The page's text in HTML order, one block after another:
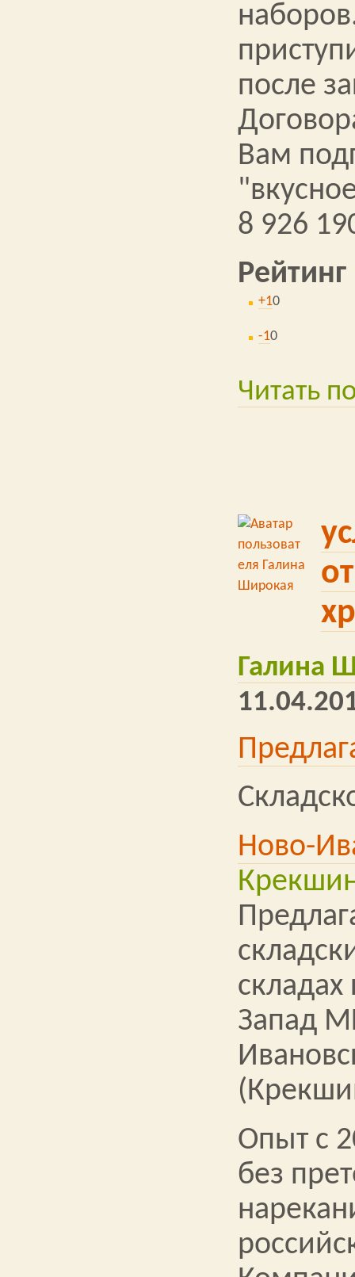
после
Вам
8 926
Рейтинг
+10
-10
Читать
Галина
Ново-
складах
Запад
Опыт с
без